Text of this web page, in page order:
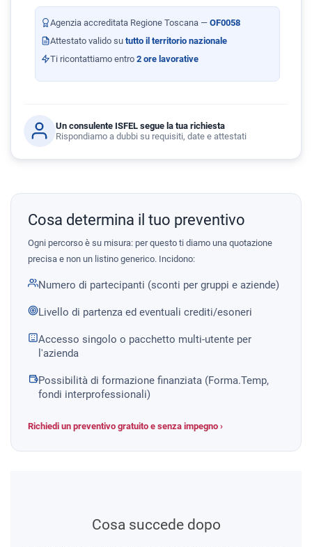
Agenzia accreditata Regione Toscana — OF0058
Attestato valido su tutto il territorio nazionale
Ti ricontattiamo entro 2 ore lavorative
Un consulente ISFEL segue la tua richiesta
Rispondiamo a dubbi su requisiti, date e attestati
Cosa determina il tuo preventivo
Ogni percorso è su misura: per questo ti diamo una quotazione
precisa e non un listino generico. Incidono:
Numero di partecipanti (sconti per gruppi e aziende)
Livello di partenza ed eventuali crediti/esoneri
Accesso singolo o pacchetto multi-utente per
l'azienda
Possibilità di formazione finanziata (Forma.Temp,
fondi interprofessionali)
Richiedi un preventivo gratuito e senza impegno ›
Cosa succede dopo